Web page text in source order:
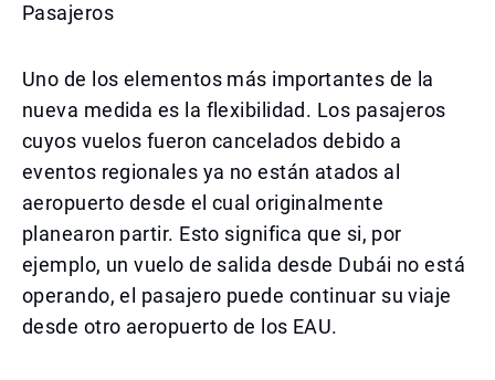
Pasajeros
Uno de los elementos más importantes de la
nueva medida es la flexibilidad. Los pasajeros
cuyos vuelos fueron cancelados debido a
eventos regionales ya no están atados al
aeropuerto desde el cual originalmente
planearon partir. Esto significa que si, por
ejemplo, un vuelo de salida desde Dubái no está
operando, el pasajero puede continuar su viaje
desde otro aeropuerto de los EAU.